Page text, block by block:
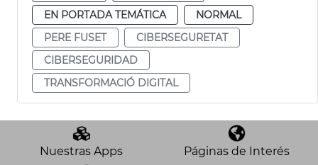
EN PORTADA TEMÁTICA
NORMAL
PERE FUSET
CIBERSEGURETAT
CIBERSEGURIDAD
TRANSFORMACIÓ DIGITAL
Nuestras Apps Páginas de Interés